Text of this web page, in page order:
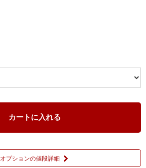
カートに入れる
オプションの値段詳細